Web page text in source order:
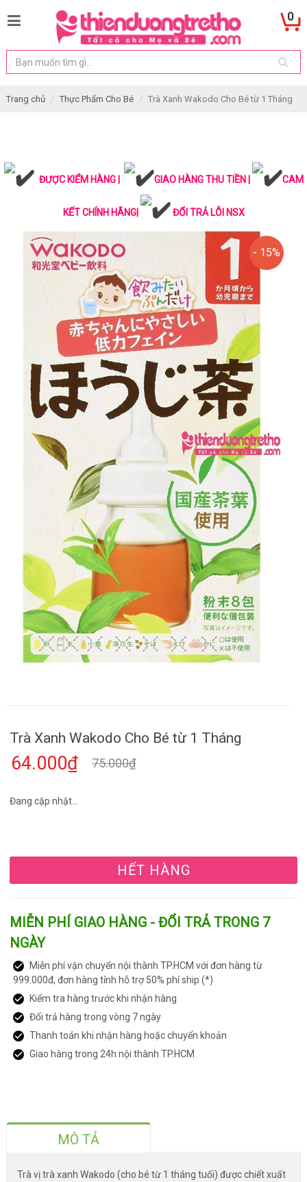
0
Trang chủ Thực Phẩm Cho Bé Trà Xanh Wakodo Cho Bé từ 1 Tháng
ĐƯỢC KIỂM HÀNG | GIAO HÀNG THU TIỀN | CAM
KẾT CHÍNH HÃNG| ĐỔI TRẢ LỖI NSX
- 15%
Trà Xanh Wakodo Cho Bé từ 1 Tháng
64.000₫ 75.000₫
Đang cập nhật...
HẾT HÀNG
MIỄN PHÍ GIAO HÀNG - ĐỔI TRẢ TRONG 7
NGÀY
Miễn phí vận chuyển nội thành TP.HCM với đơn hàng từ
999.000đ, đơn hàng tỉnh hỗ trợ 50% phí ship (*)
Kiểm tra hàng trước khi nhận hàng
Đổi trả hàng trong vòng 7 ngày
Thanh toán khi nhận hàng hoặc chuyển khoản
Giao hàng trong 24h nội thành TP.HCM
MÔ TẢ
Trà vị trà xanh Wakodo (cho bé từ 1 tháng tuổi) được chiết xuất